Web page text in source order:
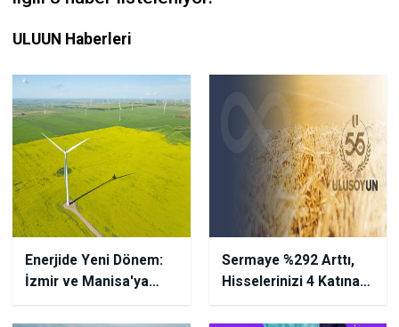
ULUUN Haberleri
Enerjide Yeni Dönem:
İzmir ve Manisa'ya
Yeni RES Projeleri!
Sermaye %292 Arttı,
Hisselerinizi 4 Katına
Çıkarın!